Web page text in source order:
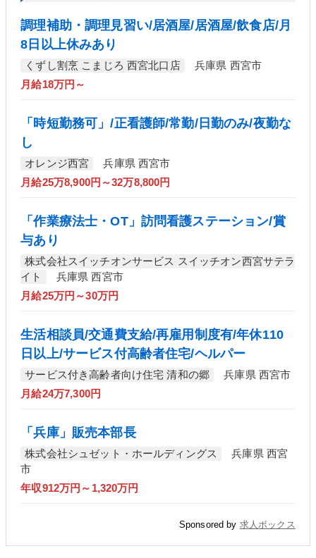
調理補助・調理見習い/居酒屋/居酒屋/飲食店/月
8日以上休みあり
くずし割烹 こまじろ 西宮北口店
兵庫県 西宮市
月給18万円～
「時短勤務可」/正看護師/常勤/日勤のみ/夜勤な
し
オレンジ西宮
兵庫県 西宮市
月給25万8,900円～32万8,800円
「作業療法士・OT」訪問看護ステーション/賞
与あり
株式会社スイッチオンサービス スイッチオン西宮サテラ
イト
兵庫県 西宮市
月給25万円～30万円
生活相談員/交通費支給/再雇用制度有/年休110
日以上/サービス付高齢者住宅/ヘルパー
サービス付き高齢者向け住宅 清和の郷
兵庫県 西宮市
月給24万7,300円
「兵庫」販売本部長
株式会社シュゼット・ホールディングス
兵庫県 西宮
市
年収912万円～1,320万円
Sponsored by 求人ボックス